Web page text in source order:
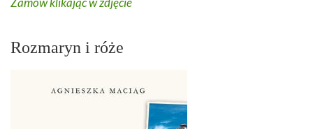
Rozmaryn i róże